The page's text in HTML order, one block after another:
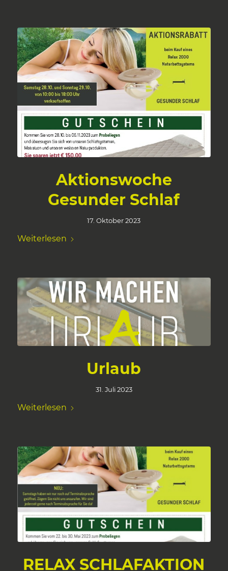
Aktionswoche
Gesunder Schlaf
17. Oktober 2023
Weiterlesen
Urlaub
31. Juli 2023
Weiterlesen
RELAX SCHLAFAKTION